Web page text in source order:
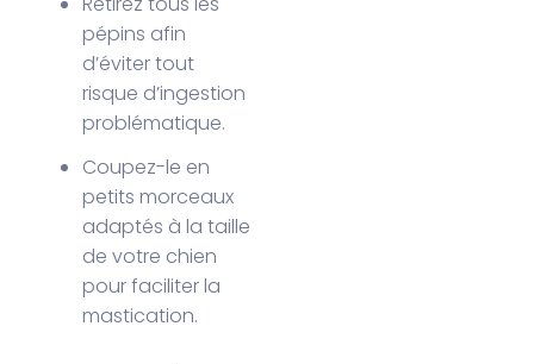
pépins afin
d’éviter tout
risque d’ingestion
problématique.
Coupez-le en
petits morceaux
adaptés à la taille
de votre chien
pour faciliter la
mastication.